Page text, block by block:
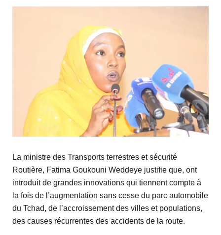
La ministre des Transports terrestres et sécurité
Routière, Fatima Goukouni Weddeye justifie que, ont
introduit de grandes innovations qui tiennent compte à
la fois de l’augmentation sans cesse du parc automobile
du Tchad, de l’accroissement des villes et populations,
des causes récurrentes des accidents de la route.